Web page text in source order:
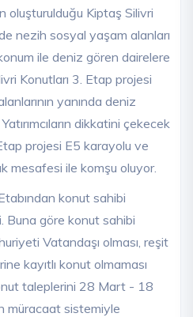
oluşturulduğu Kiptaş Silivri
nezih sosyal yaşam alanları
ile deniz gören dairelere
Konutları 3. Etap projesi
yanında deniz
dikkatini çekecek
projesi E5 karayolu ve
mesafesi ile komşu oluyor.
konut sahibi
Buna göre konut sahibi
Vatandaşı olması, reşit
kayıtlı konut olmaması
taleplerini 28 Mart - 18
müracaat sistemiyle